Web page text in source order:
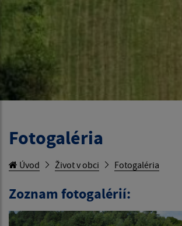
Fotogaléria
Úvod Život v obci Fotogaléria
Zoznam fotogalérií: